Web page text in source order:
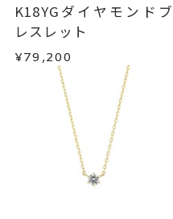
K18YGダイヤモンドブ
レスレット
¥79,200